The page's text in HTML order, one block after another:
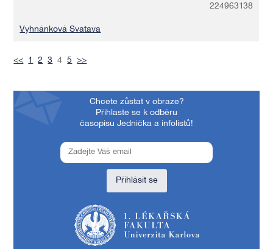
224963138
Vyhnánková Svatava
<< 1 2 3 4 5 >>
Chcete zůstat v obraze?
Přihlaste se k odběru
časopisu Jednička a infolistů!
Přihlásit se